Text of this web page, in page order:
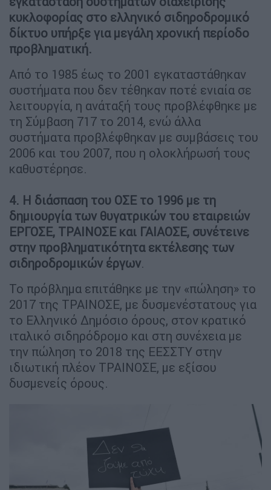
κυκλοφορίας στο ελληνικό σιδηροδρομικό
δίκτυο υπήρξε για μεγάλη χρονική περίοδο
προβληματική.
Από το 1985 έως το 2001 εγκαταστάθηκαν
συστήματα που δεν τέθηκαν ποτέ ενιαία σε
λειτουργία, η ανάταξή τους προβλέφθηκε με
τη Σύμβαση 717 το 2014, ενώ άλλα
συστήματα προβλέφθηκαν με συμβάσεις του
2006 και του 2007, που η ολοκλήρωσή τους
καθυστέρησε.
4. Η διάσπαση του ΟΣΕ το 1996 με τη
δημιουργία των θυγατρικών του εταιρειών
ΕΡΓΟΣΕ, ΤΡΑΙΝΟΣΕ και ΓΑΙΑΟΣΕ, συνέτεινε
στην προβληματικότητα εκτέλεσης των
σιδηροδρομικών έργων.
Το πρόβλημα επιτάθηκε με την «πώληση» το
2017 της ΤΡΑΙΝΟΣΕ, με δυσμενέστατους για
το Ελληνικό Δημόσιο όρους, στον κρατικό
ιταλικό σιδηρόδρομο και στη συνέχεια με
την πώληση το 2018 της ΕΕΣΣΤΥ στην
ιδιωτική πλέον ΤΡΑΙΝΟΣΕ, με εξίσου
δυσμενείς όρους.